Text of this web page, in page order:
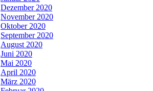
Dezember 2020
November 2020
Oktober 2020
September 2020
August 2020
Juni 2020
Mai 2020
April 2020
März 2020